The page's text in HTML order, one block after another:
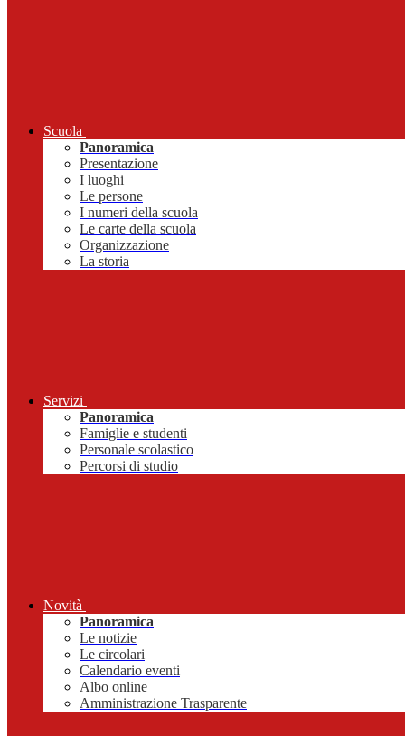
Scuola
Panoramica
Presentazione
I luoghi
Le persone
I numeri della scuola
Le carte della scuola
Organizzazione
La storia
Servizi
Panoramica
Famiglie e studenti
Personale scolastico
Percorsi di studio
Novità
Panoramica
Le notizie
Le circolari
Calendario eventi
Albo online
Amministrazione Trasparente